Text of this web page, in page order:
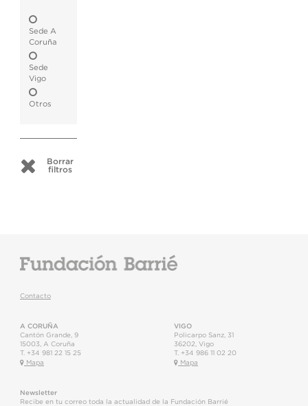
Sede A
Coruña
Sede
Vigo
Otros
Borrar
filtros
Contacto
A CORUÑA
Cantón Grande, 9
15003
A Coruña
T. +34 981 22 15 25
Mapa
VIGO
Policarpo Sanz, 31
36202 Vigo
T. +34 986 11 02 20
Mapa
Newsletter
Recibe en tu correo toda la actualidad de la Fundación Barrié